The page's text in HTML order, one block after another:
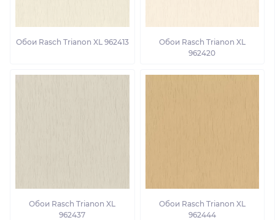
Обои Rasch Trianon XL 962413
Обои Rasch Trianon XL
962420
Обои Rasch Trianon XL
962437
Обои Rasch Trianon XL
962444